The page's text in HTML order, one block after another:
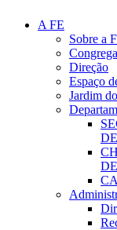
A FE
Sobre a
Direção
Espaço
Jardim